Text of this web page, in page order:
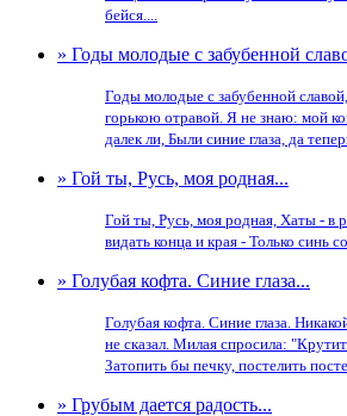
бейся....
» Годы молодые с забубенной
Годы молодые с забубенной
горькою отравой. Я не знаю: мой
далек ли, Были синие глаза, да
» Гой ты, Русь, моя родная...
Гой ты, Русь, моя родная, Хаты - в
видать конца и края - Только синь
» Голубая кофта. Синие глаза...
Голубая кофта. Синие глаза.
не сказал. Милая спросила:
Затопить бы печку, постелить
» Грубым дается радость...